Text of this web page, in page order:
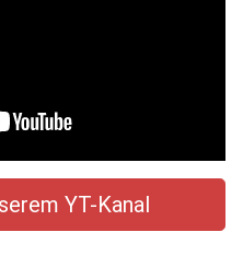
YT-Kanal